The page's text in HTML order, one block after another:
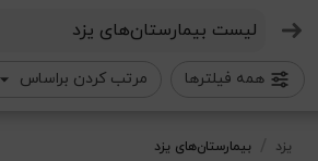
یزد بیمارستان‌های یزد
جستجو
همه فیلترها
مرتب کردن براساس